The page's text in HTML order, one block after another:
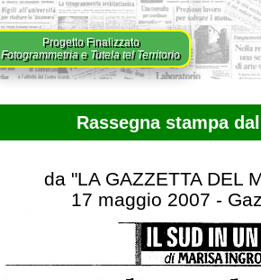
Progetto Finalizzato
Fotogrammetria e Tutela tel Territorio
Rassegna stampa
da "LA GAZZETTA DEL
17 maggio 2007 -